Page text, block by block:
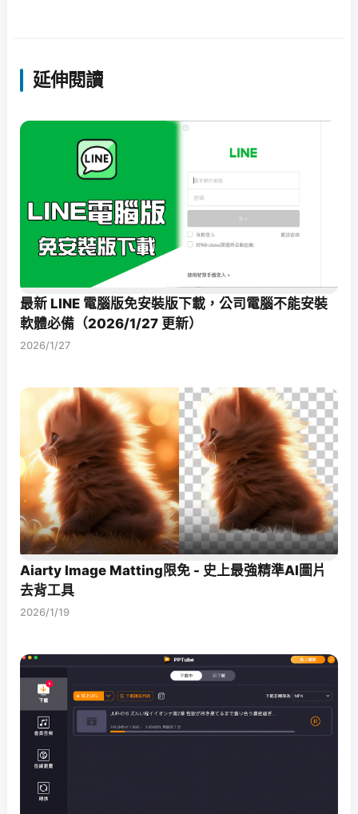
延伸閱讀
最新 LINE 電腦版免安裝版下載，公司電腦不能安裝
軟體必備（2026/1/27 更新）
2026/1/27
Aiarty Image Matting限免 - 史上最強精準AI圖片
去背工具
2026/1/19